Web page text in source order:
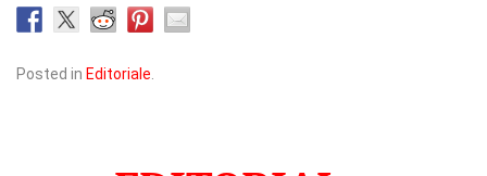
Posted in Editoriale